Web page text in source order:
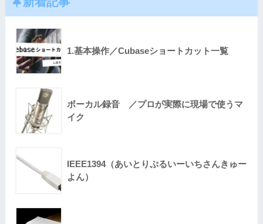
1.基本操作／Cubaseショートカット一覧
ボーカル録音 ／プロが実際に現場で使うマ
イク
IEEE1394（あいとりぷるいーいちさんきゅー
よん）